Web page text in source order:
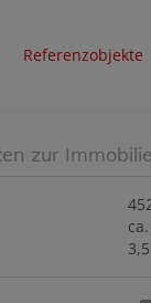
Referenzobjekte
zur Immobilie
3,5